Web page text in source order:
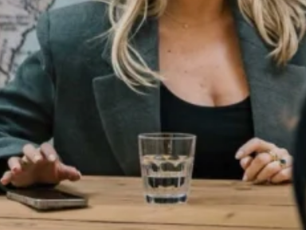
als thuiskomen. De rust,
te laden. Zodra ik daar
voor de deur borrelen en de
thuis voelt.